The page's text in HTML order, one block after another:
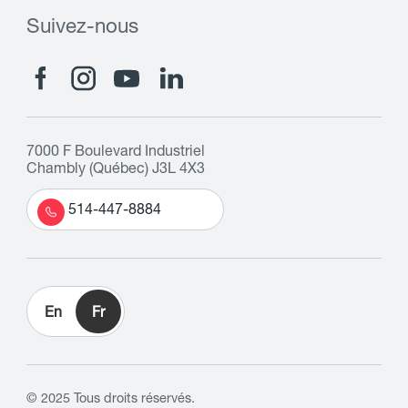
Suivez-nous
7000 F Boulevard Industriel
Chambly (Québec) J3L 4X3
514-447-8884
En Fr
© 2025 Tous droits réservés.